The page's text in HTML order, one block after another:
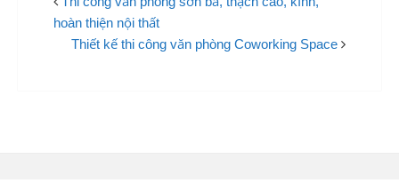
hoàn thiện nội thất
Thiết kế thi công văn phòng Coworking Space